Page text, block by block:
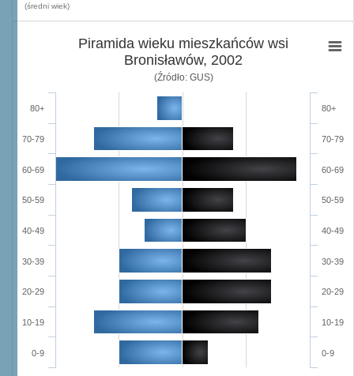
(średni wiek)
Piramida wieku mieszkańców wsi
Bronisławów, 2002
(Źródło: GUS)
0-9
10-19
20-29
30-39
40-49
50-59
60-69
70-79
80+
0-9
10-19
20-29
30-39
40-49
50-59
60-69
70-79
80+